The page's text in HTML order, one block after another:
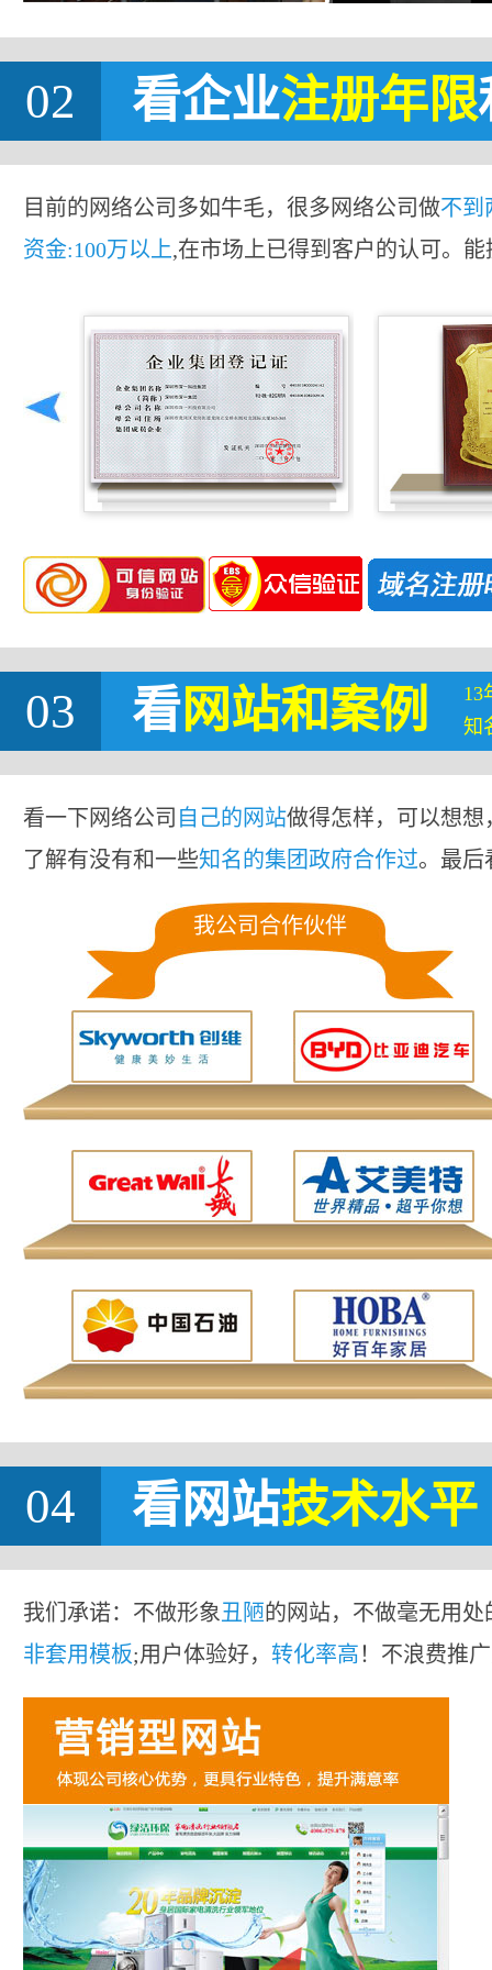
02 看企业注册年限
目前的网络公司多如牛毛，很多网络公司做不到
资金:100万以上,在市场上已得到客户的认可。
03 看网站和案例
13
知
看一下网络公司 自己的网站做得怎样，可以想
了解有没有和一些知名的集团政府合作过。最后
我公司合作伙伴
04 看网站技术水平
我们承诺：不做形象丑陋的网站，不做毫无用处
非套用模板;用户体验好， 转化率高！不浪费推